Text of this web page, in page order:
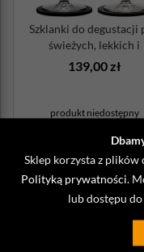
Sklep korzysta z plików
Polityką prywatności .
lub dostępu
Szklanki do degustacji
świeżych, lekkich i
zrównoważo...
139,00 zł
produkt niedostępny